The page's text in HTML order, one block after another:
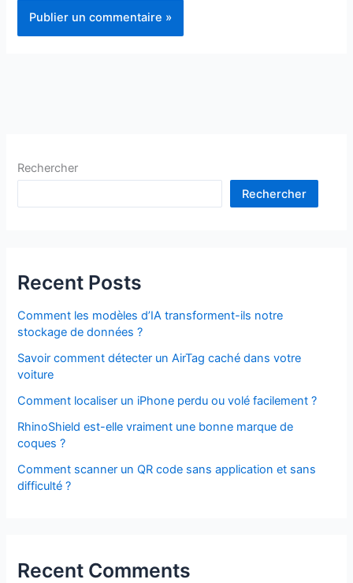
Rechercher
Rechercher
Recent Posts
Comment les modèles d’IA transforment-ils notre
stockage de données ?
Savoir comment détecter un AirTag caché dans votre
voiture
Comment localiser un iPhone perdu ou volé facilement ?
RhinoShield est-elle vraiment une bonne marque de
coques ?
Comment scanner un QR code sans application et sans
difficulté ?
Recent Comments